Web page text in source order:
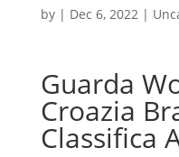
by | Dec 6, 2022|
Guarda
Croazia
Classifica